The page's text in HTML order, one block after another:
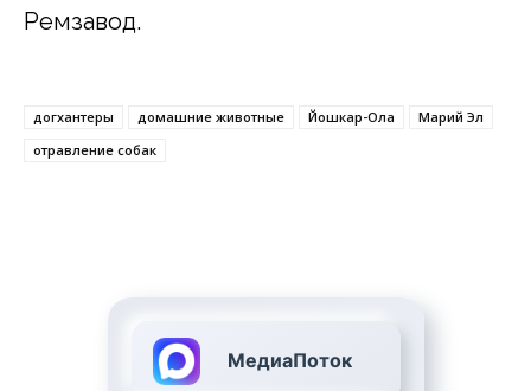
Ремзавод.
догхантеры домашние животные Йошкар-Ола
Марий Эл
отравление собак
МедиаПоток